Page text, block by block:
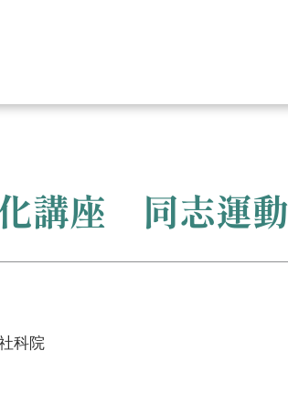
講座 同志運
科院